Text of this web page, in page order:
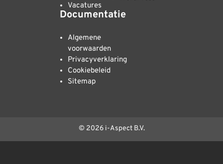
Vacatures
Documentatie
Algemene
voorwaarden
Privacyverklaring
Cookiebeleid
Sitemap
© 2026 i-Aspect B.V.